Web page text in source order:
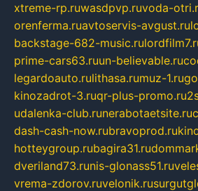
xtreme-rp.ruwasdpvp.ruvoda-
orenferma.ruavtoservis-avgust.ru
backstage-682-music.ru
prime-cars63.ruun-believable.ru
legardoauto.rulithasa.rumuz-1.ru
kinozadrot-3.ruqr-plus-promo.ru
udalenka-club.runerabotaetsite.ru
dash-cash-now.rubravoprod.ru
hotteygroup.rubagira31.ru
dveriland73.runis-glonass51.ru
vrema-zdorov.ruvelonik.ru